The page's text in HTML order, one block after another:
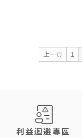
上一頁 1
利益迴避專區